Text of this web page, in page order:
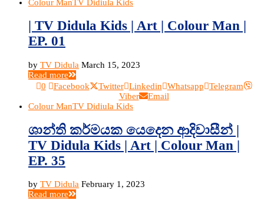
Colour ManTV Didiula Kids
| TV Didula Kids | Art | Colour Man |
EP. 01
by TV Didula March 15, 2023
Read more
0
Facebook Twitter Linkedin Whatsapp
Telegram
Viber
Email
Colour ManTV Didiula Kids
ශාන්ති කර්මයක යෙදෙන ආදිවාසීන් |
TV Didula Kids | Art | Colour Man |
EP. 35
by TV Didula February 1, 2023
Read more